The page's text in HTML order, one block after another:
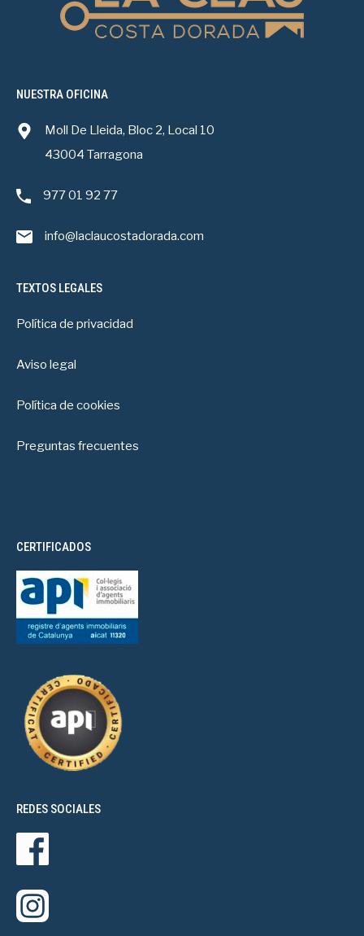
NUESTRA OFICINA
Moll De Lleida, Bloc 2, Local 10
43004 Tarragona
977 01 92 77
info@laclaucostadorada.com
TEXTOS LEGALES
Política de privacidad
Aviso legal
Política de cookies
Preguntas frecuentes
CERTIFICADOS
REDES SOCIALES